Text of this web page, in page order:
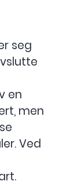
seg
en
men
Ved